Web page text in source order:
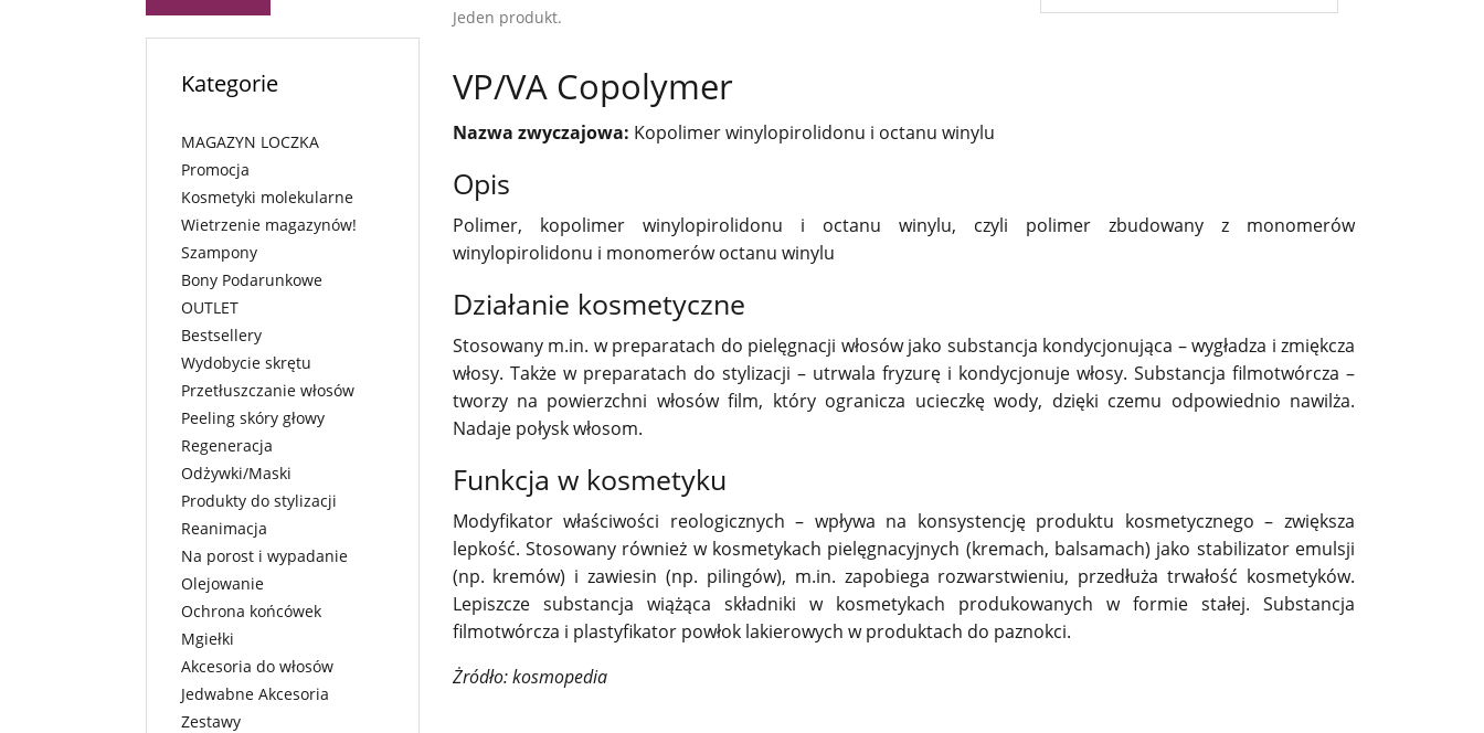
Kategorie
MAGAZYN LOCZKA
Promocja
Kosmetyki molekularne
Wietrzenie magazynów!
Szampony
Bony Podarunkowe
OUTLET
Bestsellery
Wydobycie skrętu
Przetłuszczanie włosów
Peeling skóry głowy
Regeneracja
Odżywki/Maski
Produkty do stylizacji
Reanimacja
Na porost i wypadanie
Olejowanie
Ochrona końcówek
Mgiełki
Akcesoria do włosów
Jedwabne Akcesoria
Zestawy
Jeden produkt.
VP/VA Copolymer
Nazwa zwyczajowa: Kopolimer winylopirolidonu i octanu winylu
Opis
Polimer, kopolimer winylopirolidonu i octanu winylu, czyli polimer zbudowany z monomerów
winylopirolidonu i monomerów octanu winylu
Działanie kosmetyczne
Stosowany m.in. w preparatach do pielęgnacji włosów jako substancja kondycjonująca – wygładza i zmiękcza
włosy. Także w preparatach do stylizacji – utrwala fryzurę i kondycjonuje włosy. Substancja filmotwórcza –
tworzy na powierzchni włosów film, który ogranicza ucieczkę wody, dzięki czemu odpowiednio nawilża.
Nadaje połysk włosom.
Funkcja w kosmetyku
Modyfikator właściwości reologicznych – wpływa na konsystencję produktu kosmetycznego – zwiększa
lepkość. Stosowany również w kosmetykach pielęgnacyjnych (kremach, balsamach) jako stabilizator emulsji
(np. kremów) i zawiesin (np. pilingów), m.in. zapobiega rozwarstwieniu, przedłuża trwałość kosmetyków.
Lepiszcze substancja wiążąca składniki w kosmetykach produkowanych w formie stałej. Substancja
filmotwórcza i plastyfikator powłok lakierowych w produktach do paznokci.
Żródło: kosmopedia